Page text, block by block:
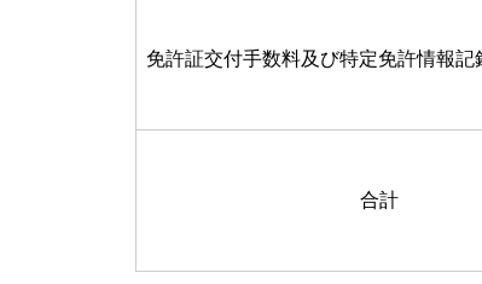
免許証交付手数料及び特定免許情報記
合計